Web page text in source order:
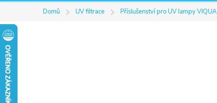
Domů UV filtrace Příslušenství pro UV lampy VIQUA